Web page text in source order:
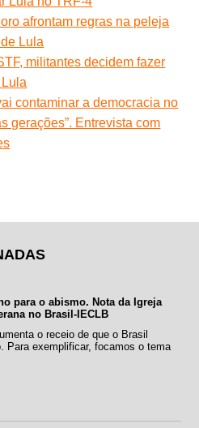
afrontam regras na peleja
Lula
militantes decidem fazer
contaminar a democracia no
gerações”. Entrevista com
para o abismo. Nota da Igreja
no Brasil-IECLB
o receio de que o Brasil
Para exemplificar, focamos o tema